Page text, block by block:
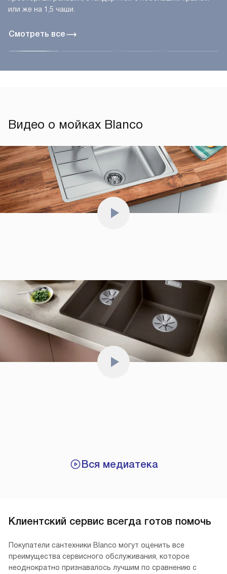
Смотреть все
или же на 1,5 чаши.
Видео о мойках Blanco
Вся медиатека
Клиентский сервис всегда готов помочь
Покупатели сантехники Blanco могут оценить все
преимущества сервисного обслуживания, которое
неоднократно признавалось лучшим по сравнению с